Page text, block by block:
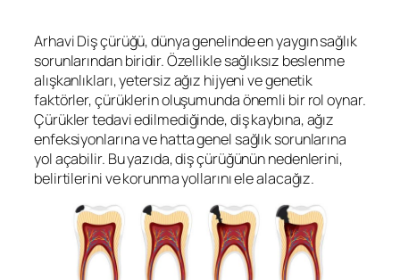
Arhavi Diş çürüğü, dünya genelinde en yaygın sağlık
sorunlarından biridir. Özellikle sağlıksız beslenme
alışkanlıkları, yetersiz ağız hijyeni ve genetik
faktörler, çürüklerin oluşumunda önemli bir rol oynar.
Çürükler tedavi edilmediğinde, diş kaybına, ağız
enfeksiyonlarına ve hatta genel sağlık sorunlarına
yol açabilir. Bu yazıda, diş çürüğünün nedenlerini,
belirtilerini ve korunma yollarını ele alacağız.